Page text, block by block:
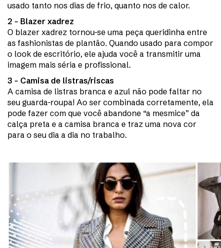
usado tanto nos dias de frio, quanto nos de calor.
2 – Blazer xadrez
O blazer xadrez tornou-se uma peça queridinha entre
as fashionistas de plantão. Quando usado para compor
o look de escritório, ele ajuda você a transmitir uma
imagem mais séria e profissional.
3 – Camisa de listras/riscas
A camisa de listras branca e azul não pode faltar no
seu guarda-roupa! Ao ser combinada corretamente, ela
pode fazer com que você abandone “a mesmice” da
calça preta e a camisa branca e traz uma nova cor
para o seu dia a dia no trabalho.